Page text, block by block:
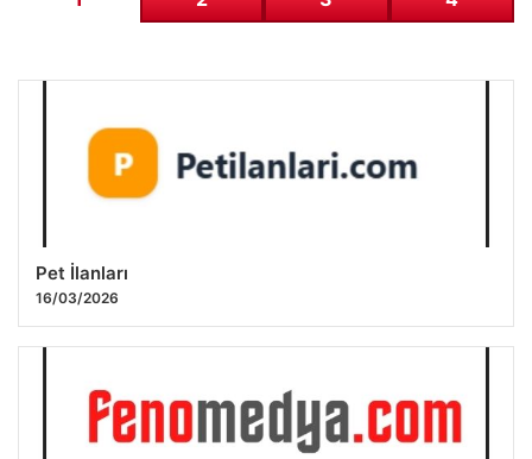
Pet İlanları
16/03/2026